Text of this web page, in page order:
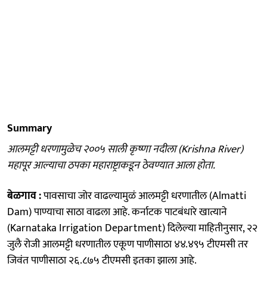
Summary
आलमट्टी धरणामुळेच २००५ साली कृष्णा नदीला (Krishna River)
महापूर आल्याचा ठपका महाराष्ट्राकडून ठेवण्यात आला होता.
बेळगाव :पावसाचा जोर वाढल्यामुळं आलमट्टी धरणातील (Almatti
Dam) पाण्याचा साठा वाढला आहे. कर्नाटक पाटबंधारे खात्याने
(Karnataka Irrigation Department) दिलेल्या माहितीनुसार, २२
जुलै रोजी आलमट्टी धरणातील एकूण पाणीसाठा ४४.४९५ टीएमसी तर
जिवंत पाणीसाठा २६.८७५ टीएमसी इतका झाला आहे.